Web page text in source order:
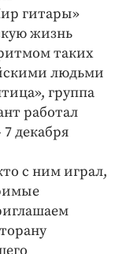
гитары»
жизнь
таких
людьми
группа
работал
декабря
с ним играл,